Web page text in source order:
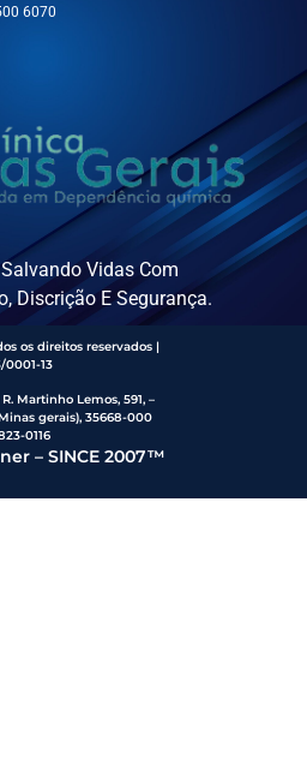
6070
Vidas Com
Discrição E Segurança.
os direitos reservados |
0001-13
Martinho Lemos, 591, –
gerais), 35668-000
0116
– SINCE 2007™